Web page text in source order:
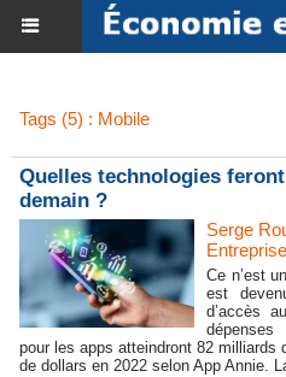
Tags (5) : Mobile
Quelles technologies
demain ?
Serge
Ce n’est
est
d’accès
dépenses
pour les apps atteindront 82 milliards
de dollars en 2022 selon App Annie.